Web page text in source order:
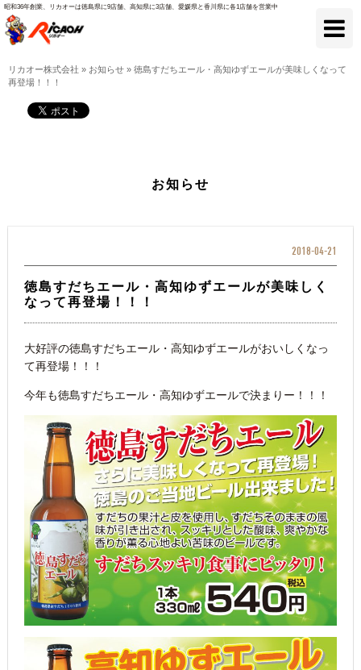
昭和36年創業、リカオーは徳島県に9店舗、高知県に3店舗、愛媛県と香川県に各1店舗を営業中
リカオー株式会社 » お知らせ » 徳島すだちエール・高知ゆずエールが美味しくなって
再登場！！！
お知らせ
2018-04-21
徳島すだちエール・高知ゆずエールが美味しく
なって再登場！！！
大好評の徳島すだちエール・高知ゆずエールがおいしくなっ
て再登場！！！
今年も徳島すだちエール・高知ゆずエールで決まりー！！！